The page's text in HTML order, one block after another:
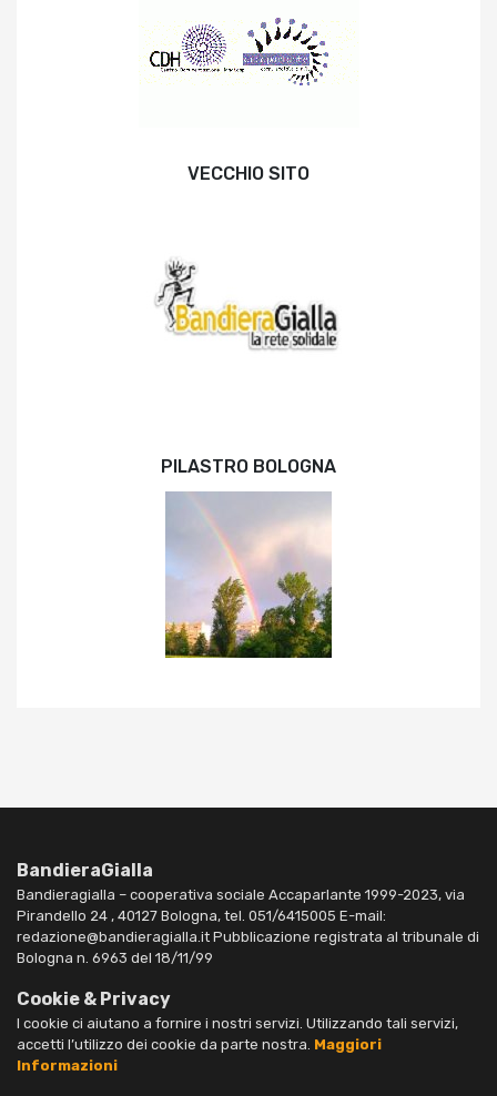
VECCHIO SITO
PILASTRO BOLOGNA
BandieraGialla
Bandieragialla – cooperativa sociale Accaparlante 1999-2023, via
Pirandello 24 , 40127 Bologna, tel. 051/6415005 E-mail:
redazione@bandieragialla.it Pubblicazione registrata al tribunale di
Bologna n. 6963 del 18/11/99
Cookie & Privacy
I cookie ci aiutano a fornire i nostri servizi. Utilizzando tali servizi,
accetti l’utilizzo dei cookie da parte nostra. Maggiori
Informazioni